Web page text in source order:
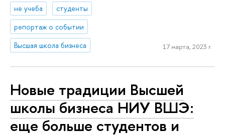
не учеба
студенты
репортаж о событии
Высшая школа бизнеса
17 марта, 2023 г.
Новые традиции Высшей
школы бизнеса НИУ ВШЭ:
еще больше студентов и